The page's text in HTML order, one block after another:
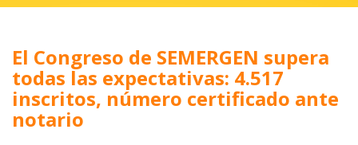
El Congreso de SEMERGEN supera
todas las expectativas: 4.517
inscritos, número certificado ante
notario